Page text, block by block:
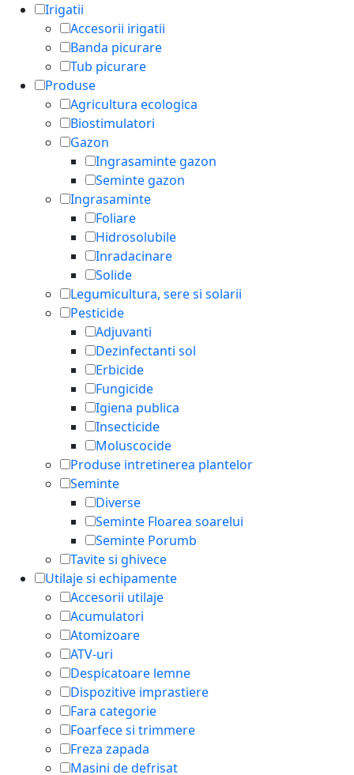
Irigatii
Accesorii irigatii
Banda picurare
Tub picurare
Produse
Agricultura ecologica
Biostimulatori
Gazon
Ingrasaminte gazon
Seminte gazon
Ingrasaminte
Foliare
Hidrosolubile
Inradacinare
Solide
Legumicultura, sere si solarii
Pesticide
Adjuvanti
Dezinfectanti sol
Erbicide
Fungicide
Igiena publica
Insecticide
Moluscocide
Produse intretinerea plantelor
Seminte
Diverse
Seminte Floarea soarelui
Seminte Porumb
Tavite si ghivece
Utilaje si echipamente
Accesorii utilaje
Acumulatori
Atomizoare
ATV-uri
Despicatoare lemne
Dispozitive imprastiere
Fara categorie
Foarfece si trimmere
Freza zapada
Masini de defrisat